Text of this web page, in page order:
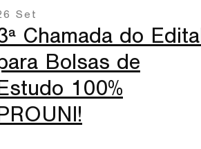
Set
Chamada do
para Bolsas de
100%